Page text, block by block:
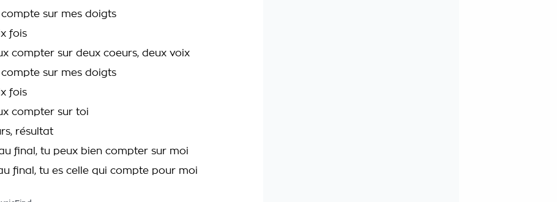
sur mes doigts
fois
compter sur deux coeurs, deux voix
sur mes doigts
fois
compter sur toi
résultat
final, tu peux bien compter sur moi
final, tu es celle qui compte pour moi